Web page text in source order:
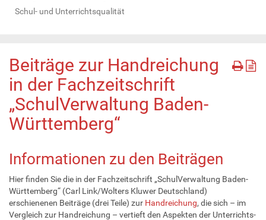
Schul- und Unterrichtsqualität
Beiträge zur Handreichung
in der Fachzeitschrift
„SchulVerwaltung Baden-
Württemberg“
Informationen zu den Beiträgen
Hier finden Sie die in der Fachzeitschrift „SchulVerwaltung Baden-
Württemberg“ (Carl Link/Wolters Kluwer Deutschland)
erschienenen Beiträge (drei Teile) zur Handreichung, die sich – im
Vergleich zur Handreichung – vertieft den Aspekten der Unterrichts-